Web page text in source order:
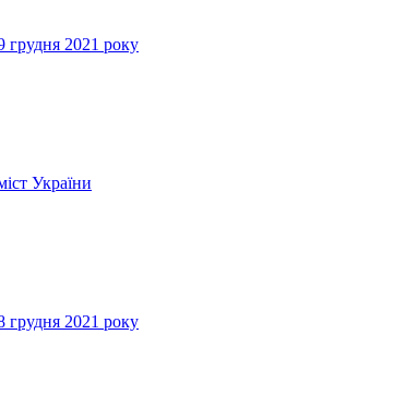
грудня 2021 року
України
грудня 2021 року